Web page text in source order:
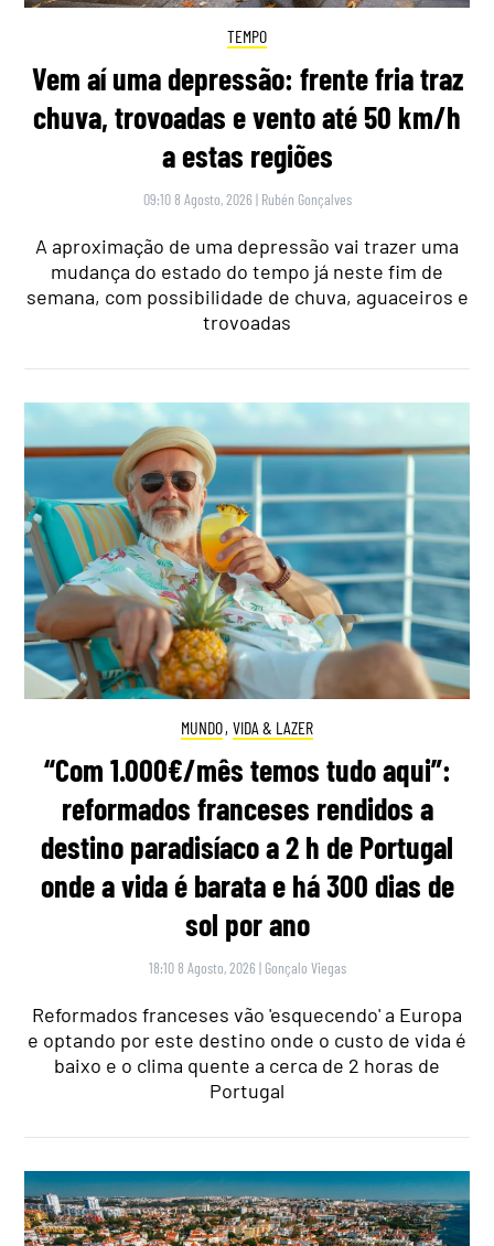
TEMPO
Vem aí uma depressão: frente fria traz
chuva, trovoadas e vento até 50 km/h
a estas regiões
09:10 8 Agosto, 2026 | Rubén Gonçalves
A aproximação de uma depressão vai trazer uma
mudança do estado do tempo já neste fim de
semana, com possibilidade de chuva, aguaceiros e
trovoadas
MUNDO, VIDA & LAZER
“Com 1.000€/mês temos tudo aqui”:
reformados franceses rendidos a
destino paradisíaco a 2 h de Portugal
onde a vida é barata e há 300 dias de
sol por ano
18:10 8 Agosto, 2026 | Gonçalo Viegas
Reformados franceses vão 'esquecendo' a Europa
e optando por este destino onde o custo de vida é
baixo e o clima quente a cerca de 2 horas de
Portugal